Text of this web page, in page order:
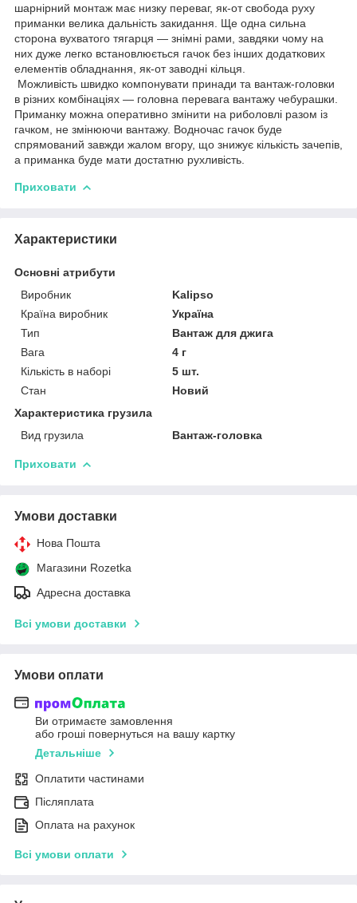
шарнірний монтаж має низку переваг, як-от свобода руху
приманки велика дальність закидання. Ще одна сильна
сторона вухватого тягарця — знімні рами, завдяки чому на
них дуже легко встановлюється гачок без інших додаткових
елементів обладнання, як-от заводні кільця.
Можливість швидко компонувати принади та вантаж-головки
в різних комбінаціях — головна перевага вантажу чебурашки.
Приманку можна оперативно змінити на риболовлі разом із
гачком, не змінюючи вантажу. Водночас гачок буде
спрямований завжди жалом вгору, що знижує кількість зачепів,
а приманка буде мати достатню рухливість.
Приховати
Характеристики
Основні атрибути
Виробник
Kalipso
Країна виробник
Україна
Тип
Вантаж для джига
Вага
4 г
Кількість в наборі
5 шт.
Стан
Новий
Характеристика грузила
Вид грузила
Вантаж-головка
Приховати
Умови доставки
Нова Пошта
Магазини Rozetka
Адресна доставка
Всі умови доставки
Умови оплати
Ви отримаєте замовлення
або гроші повернуться на вашу картку
Детальніше
Оплатити частинами
Післяплата
Оплата на рахунок
Всі умови оплати